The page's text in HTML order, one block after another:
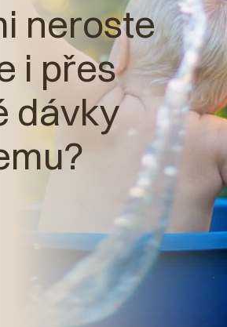
neroste
i přes
dávky